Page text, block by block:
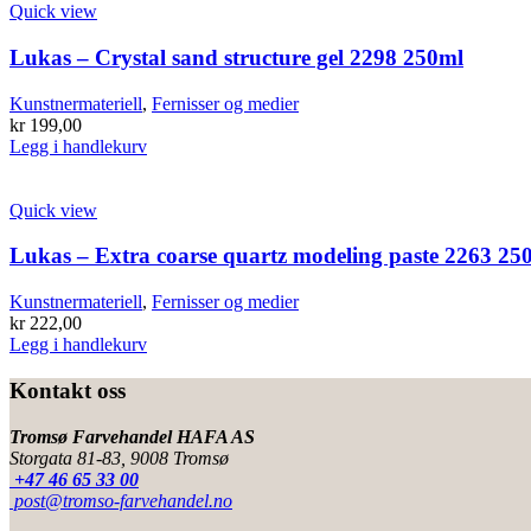
Quick view
Lukas – Crystal sand structure gel 2298 250ml
Kunstnermateriell, Fernisser og medier
kr199,00
Legg i handlekurv
Quick view
Lukas – Extra coarse quartz modeling paste 2263
Kunstnermateriell, Fernisser og medier
kr222,00
Legg i handlekurv
Kontakt oss
Tromsø Farvehandel HAFA AS
Storgata 81-83, 9008 Tromsø
+47 46 65 33 00
post@tromso-farvehandel.no